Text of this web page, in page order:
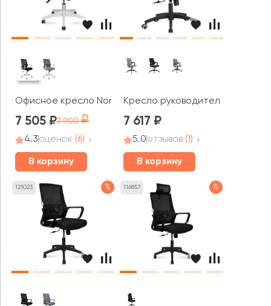
Офисное кресло Norden Бит LB white
7 505 7 900
4.3оценок (6)
В корзину
Кресло руководителя RV ЧЕЙР
7 617
5.0отзывов (1)
В корзину
121023 % 116857 %